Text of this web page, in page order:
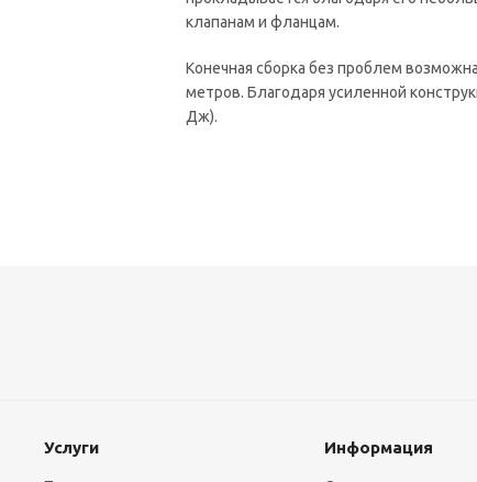
клапанам и фланцам.
Конечная сборка без проблем
метров. Благодаря усиленной
Дж).
Услуги Информация